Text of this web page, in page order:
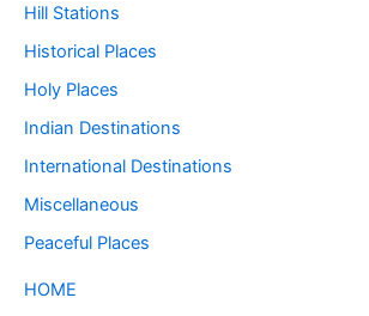
Hill Stations
Historical Places
Holy Places
Indian Destinations
International Destinations
Miscellaneous
Peaceful Places
HOME